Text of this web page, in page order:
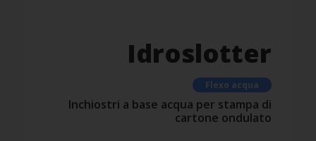
Idroslotter
Flexo acqua
Inchiostri a base acqua per stampa di
cartone ondulato